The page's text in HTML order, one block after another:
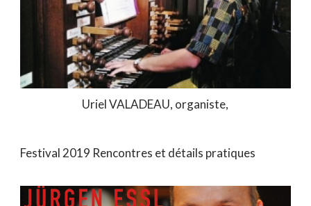
Uriel VALADEAU, organiste,
Festival 2019 Rencontres et détails pratiques